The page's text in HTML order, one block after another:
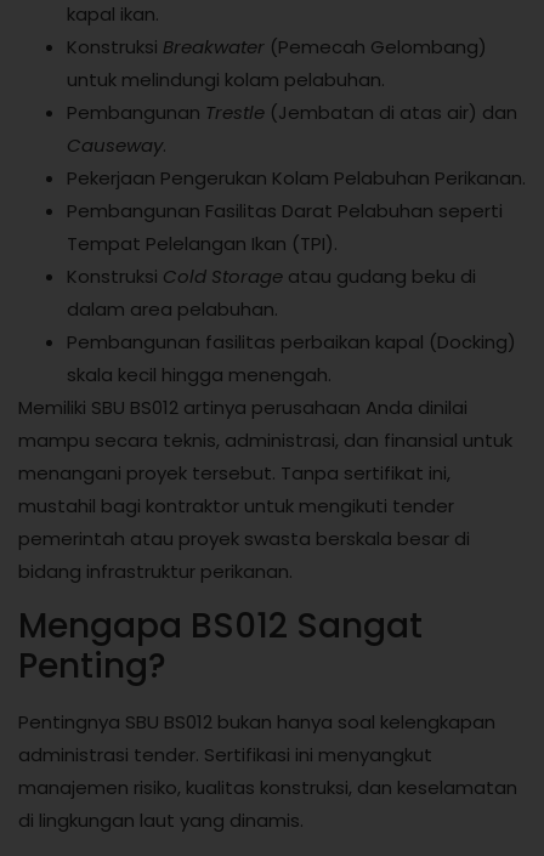
kapal ikan.
Konstruksi Breakwater (Pemecah Gelombang)
untuk melindungi kolam pelabuhan.
Pembangunan Trestle (Jembatan di atas air) dan
Causeway.
Pekerjaan Pengerukan Kolam Pelabuhan Perikanan.
Pembangunan Fasilitas Darat Pelabuhan seperti
Tempat Pelelangan Ikan (TPI).
Konstruksi Cold Storage atau gudang beku di
dalam area pelabuhan.
Pembangunan fasilitas perbaikan kapal (Docking)
skala kecil hingga menengah.
Memiliki SBU BS012 artinya perusahaan Anda dinilai
mampu secara teknis, administrasi, dan finansial untuk
menangani proyek tersebut. Tanpa sertifikat ini,
mustahil bagi kontraktor untuk mengikuti tender
pemerintah atau proyek swasta berskala besar di
bidang infrastruktur perikanan.
Mengapa BS012 Sangat
Penting?
Pentingnya SBU BS012 bukan hanya soal kelengkapan
administrasi tender. Sertifikasi ini menyangkut
manajemen risiko, kualitas konstruksi, dan keselamatan
di lingkungan laut yang dinamis.